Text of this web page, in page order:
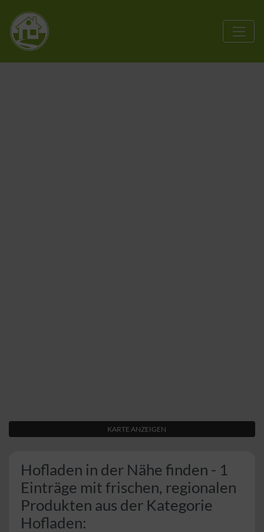
KARTE ANZEIGEN
Hofladen in der Nähe finden - 1
Einträge mit frischen, regionalen
Produkten aus der Kategorie
Hofladen: